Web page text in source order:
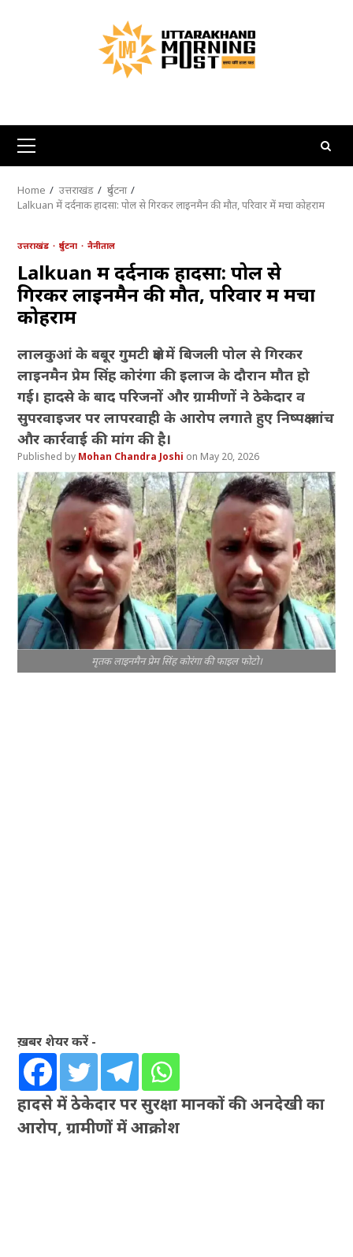
Primary
Menu
Home उत्तराखंड
दुर्घटना
Lalkuan में दर्दनाक हादसा: पोल से गिरकर लाइनमैन की मौत, परिवार में मचा कोहराम
उत्तराखंड दुर्घटना नैनीताल
Lalkuan में दर्दनाक हादसा: पोल से
गिरकर लाइनमैन की मौत, परिवार में मचा
कोहराम
लालकुआं के बबूर गुमटी क्षेत्र में बिजली पोल से गिरकर
लाइनमैन प्रेम सिंह कोरंगा की इलाज के दौरान मौत हो
गई। हादसे के बाद परिजनों और ग्रामीणों ने ठेकेदार व
सुपरवाइजर पर लापरवाही के आरोप लगाते हुए निष्पक्ष जांच
और कार्रवाई की मांग की है।
Mohan Chandra Joshi May 20, 2026
मृतक लाइनमैन प्रेम सिंह कोरंगा की फाइल फोटो।
ख़बर शेयर करें -
हादसे में ठेकेदार पर सुरक्षा मानकों की अनदेखी का
आरोप, ग्रामीणों में आक्रोश